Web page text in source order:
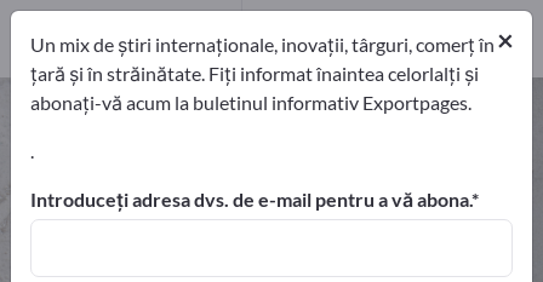
Necesarul pentru restaurant –
găsiți producători și furnizori
exportatori Producători
×
Un mix de știri internaționale, inovații, târguri, comerț în
țară și în străinătate. Fiți informat înaintea celorlalți și
abonați-vă acum la buletinul informativ Exportpages.
.
Introduceți adresa dvs. de e-mail pentru a vă abona.